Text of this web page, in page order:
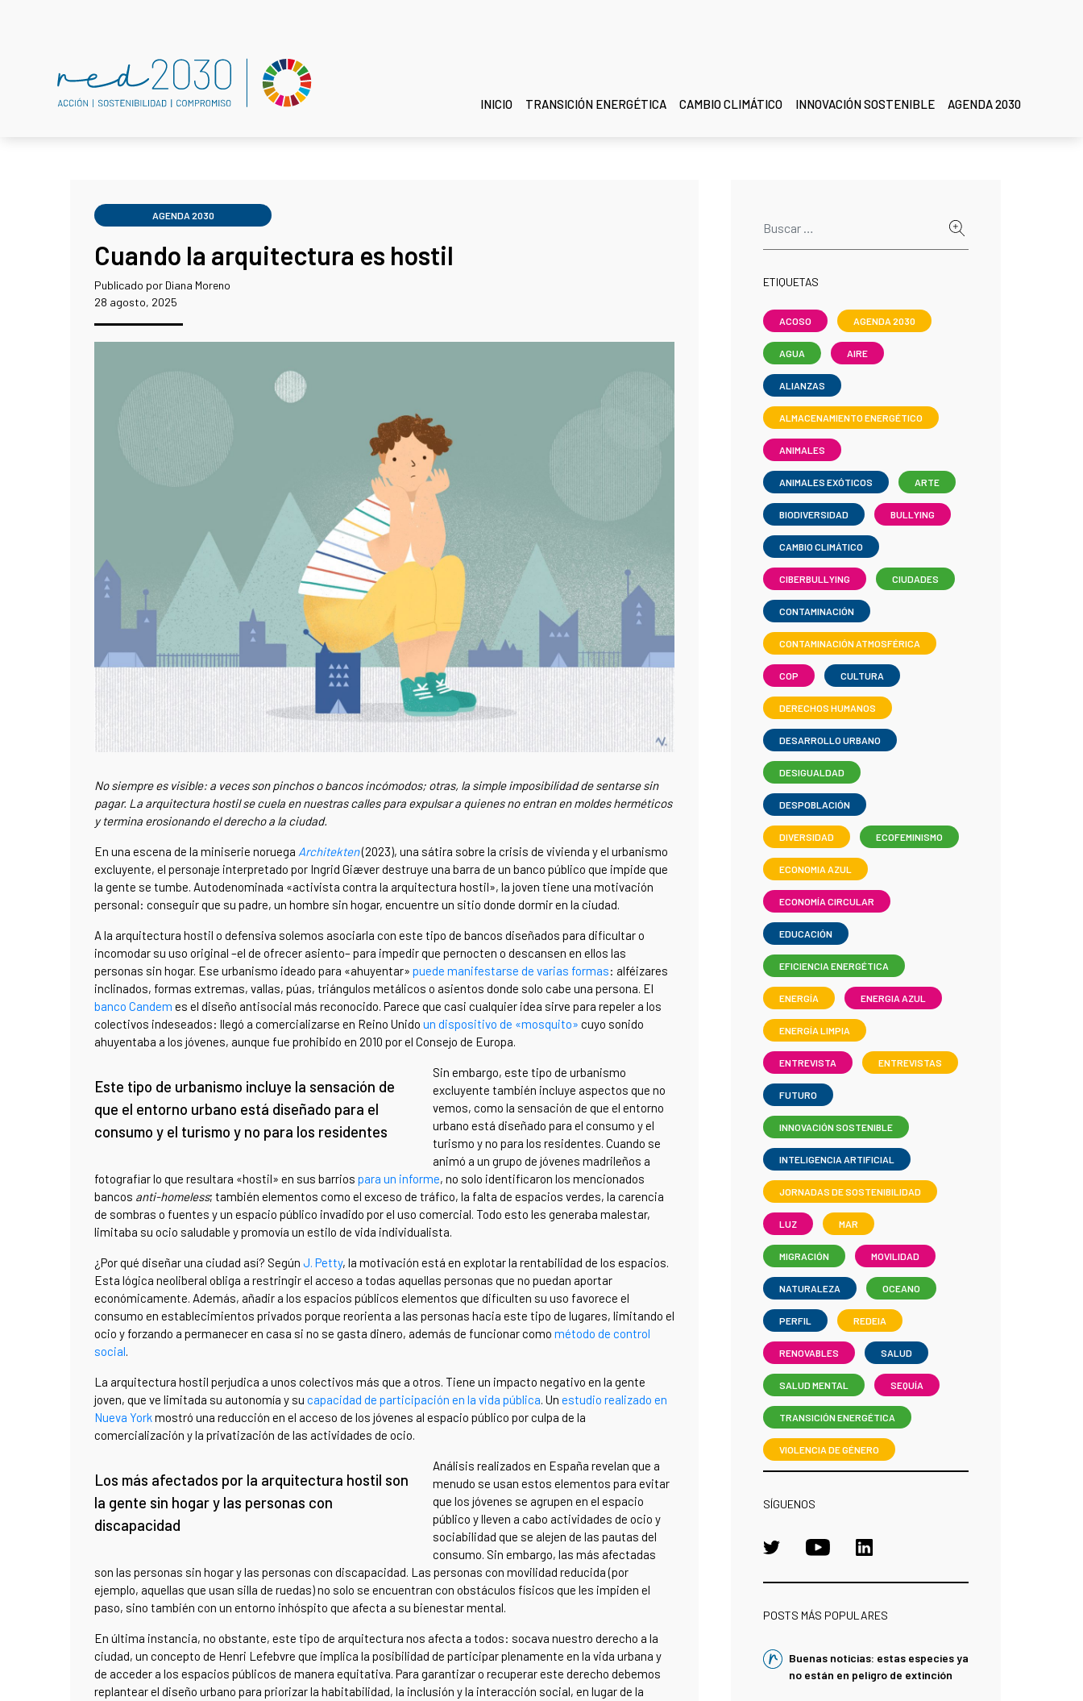
INICIO TRANSICIÓN ENERGÉTICA CAMBIO CLIMÁTICO INNOVACIÓN SOSTENIBLE AGENDA 2030
AGENDA 2030
Cuando la arquitectura es hostil
Publicado por Diana Moreno
28 agosto, 2025
No siempre es visible: a veces son pinchos o bancos incómodos; otras, la simple imposibilidad de sentarse sin
pagar. La arquitectura hostil se cuela en nuestras calles para expulsar a quienes no entran en moldes herméticos
y termina erosionando el derecho a la ciudad.
En una escena de la miniserie noruega Architekten(2023), una sátira sobre la crisis de vivienda y el urbanismo
excluyente, el personaje interpretado por Ingrid Giæver destruye una barra de un banco público que impide que
la gente se tumbe. Autodenominada «activista contra la arquitectura hostil», la joven tiene una motivación
personal: conseguir que su padre, un hombre sin hogar, encuentre un sitio donde dormir en la ciudad.
A la arquitectura hostil o defensiva solemos asociarla con este tipo de bancos diseñados para dificultar o
incomodar su uso original –el de ofrecer asiento– para impedir que pernocten o descansen en ellos las
personas sin hogar. Ese urbanismo ideado para «ahuyentar» puede manifestarse de varias formas: alféizares
inclinados, formas extremas, vallas, púas, triángulos metálicos o asientos donde solo cabe una persona. El
banco Candem es el diseño antisocial más reconocido. Parece que casi cualquier idea sirve para repeler a los
colectivos indeseados: llegó a comercializarse en Reino Unido un dispositivo de «mosquito» cuyo sonido
ahuyentaba a los jóvenes, aunque fue prohibido en 2010 por el Consejo de Europa.
Este tipo de urbanismo incluye la sensación de
que el entorno urbano está diseñado para el
consumo y el turismo y no para los residentes
Sin embargo, este tipo de urbanismo
excluyente también incluye aspectos que no
vemos, como la sensación de que el entorno
urbano está diseñado para el consumo y el
turismo y no para los residentes. Cuando se
animó a un grupo de jóvenes madrileños a
fotografiar lo que resultara «hostil» en sus barrios para un informe, no solo identificaron los mencionados
bancos anti-homeless; también elementos como el exceso de tráfico, la falta de espacios verdes, la carencia
de sombras o fuentes y un espacio público invadido por el uso comercial. Todo esto les generaba malestar,
limitaba su ocio saludable y promovía un estilo de vida individualista.
¿Por qué diseñar una ciudad así? Según J. Petty, la motivación está en explotar la rentabilidad de los espacios.
Esta lógica neoliberal obliga a restringir el acceso a todas aquellas personas que no puedan aportar
económicamente. Además, añadir a los espacios públicos elementos que dificulten su uso favorece el
consumo en establecimientos privados porque reorienta a las personas hacia este tipo de lugares, limitando el
ocio y forzando a permanecer en casa si no se gasta dinero, además de funcionar como método de control
social.
La arquitectura hostil perjudica a unos colectivos más que a otros. Tiene un impacto negativo en la gente
joven, que ve limitada su autonomía y su capacidad de participación en la vida pública. Un estudio realizado en
Nueva Yorkmostró una reducción en el acceso de los jóvenes al espacio público por culpa de la
comercialización y la privatización de las actividades de ocio.
Los más afectados por la arquitectura hostil son
la gente sin hogar y las personas con
discapacidad
Análisis realizados en España revelan que a
menudo se usan estos elementos para evitar
que los jóvenes se agrupen en el espacio
público y lleven a cabo actividades de ocio y
sociabilidad que se alejen de las pautas del
consumo. Sin embargo, las más afectadas
son las personas sin hogar y las personas con discapacidad. Las personas con movilidad reducida (por
ejemplo, aquellas que usan silla de ruedas) no solo se encuentran con obstáculos físicos que les impiden el
paso, sino también con un entorno inhóspito que afecta a su bienestar mental.
En última instancia, no obstante, este tipo de arquitectura nos afecta a todos: socava nuestro derecho a la
ciudad, un concepto de Henri Lefebvre que implica la posibilidad de participar plenamente en la vida urbana y
de acceder a los espacios públicos de manera equitativa. Para garantizar o recuperar este derecho debemos
replantear el diseño urbano para priorizar la habitabilidad, la inclusión y la interacción social, en lugar de la
ETIQUETAS
ACOSO AGENDA 2030
AGUA AIRE
ALIANZAS
ALMACENAMIENTO ENERGÉTICO
ANIMALES
ANIMALES EXÓTICOS ARTE
BIODIVERSIDAD BULLYING
CAMBIO CLIMÁTICO
CIBERBULLYING CIUDADES
CONTAMINACIÓN
CONTAMINACIÓN ATMOSFÉRICA
COP CULTURA
DERECHOS HUMANOS
DESARROLLO URBANO
DESIGUALDAD
DESPOBLACIÓN
DIVERSIDAD ECOFEMINISMO
ECONOMIA AZUL
ECONOMÍA CIRCULAR
EDUCACIÓN
EFICIENCIA ENERGÉTICA
ENERGÍA ENERGIA AZUL
ENERGÍA LIMPIA
ENTREVISTA ENTREVISTAS
FUTURO
INNOVACIÓN SOSTENIBLE
INTELIGENCIA ARTIFICIAL
JORNADAS DE SOSTENIBILIDAD
LUZ MAR
MIGRACIÓN MOVILIDAD
NATURALEZA OCEANO
PERFIL REDEIA
RENOVABLES SALUD
SALUD MENTAL SEQUÍA
TRANSICIÓN ENERGÉTICA
VIOLENCIA DE GÉNERO
SÍGUENOS
POSTS MÁS POPULARES
Buenas noticias: estas especies ya
no están en peligro de extinción